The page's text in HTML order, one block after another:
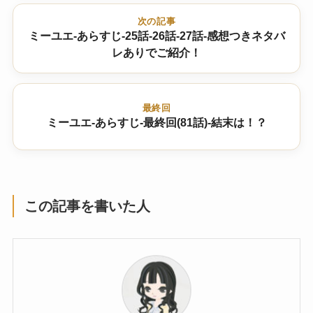
次の記事
ミーユエ-あらすじ-25話-26話-27話-感想つきネタバ
レありでご紹介！
最終回
ミーユエ-あらすじ-最終回(81話)-結末は！？
この記事を書いた人